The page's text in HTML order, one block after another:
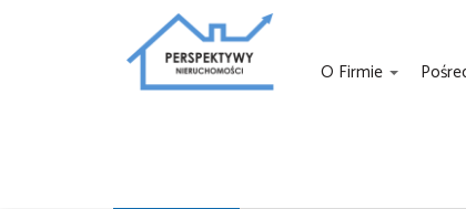
O Firmie